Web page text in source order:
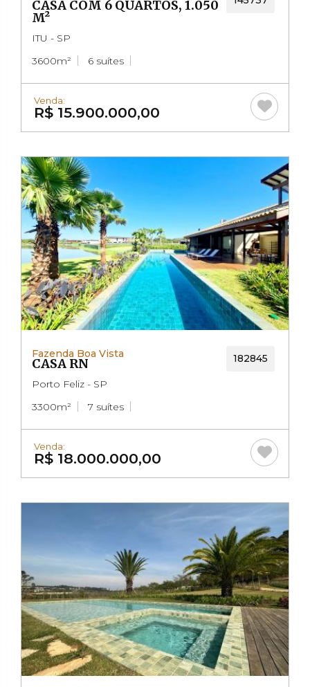
CASA COM 6 QUARTOS, 1.050
M²
ITU - SP
3600m² 6 suítes
Venda:
R$ 15.900.000,00
Fazenda Boa Vista
CASA RN
Porto Feliz - SP
182845
3300m² 7 suítes
Venda:
R$ 18.000.000,00